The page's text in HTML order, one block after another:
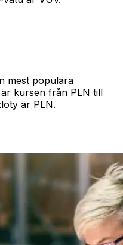
mest populära
kursen från PLN till
är PLN.